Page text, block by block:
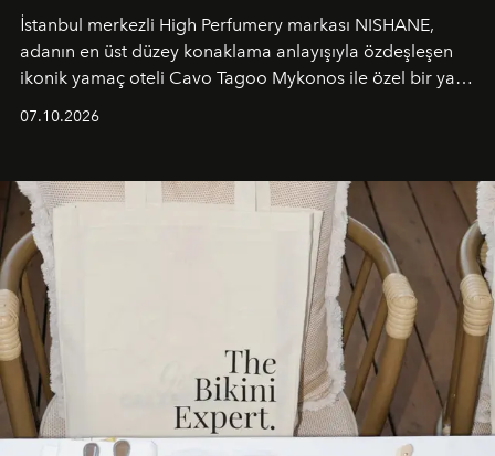
İstanbul merkezli High Perfumery markası NISHANE,
adanın en üst düzey konaklama anlayışıyla özdeşleşen
ikonik yamaç oteli Cavo Tagoo Mykonos ile özel bir yaz
buluşturarak markanın Cavo Tagoo’daki varlığını
sürükleyici ve mevsime özel bir deneyime dönüştürüyor.
07.10.2026